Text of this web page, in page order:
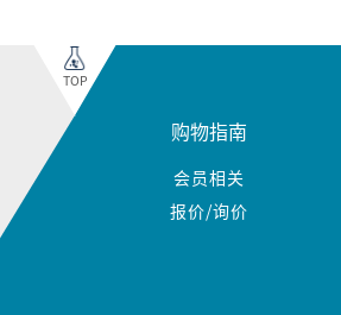
TOP
购物指南
会员相关
报价/询价